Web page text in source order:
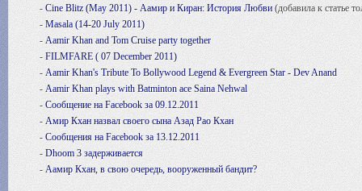
- Cine Blitz (May 2011) - Аамир и Киран: История Любви(добавила к статье
- Masala (14-20 July 2011)
- Aamir Khan and Tom Cruise party together
- FILMFARE ( 07 December 2011)
- Aamir Khan's Tribute To Bollywood Legend & Evergreen Star - Dev Anand
- Aamir Khan plays with Batminton ace Saina Nehwal
- Сообщение на Facebook за 09.12.2011
- Амир Кхан назвал своего сына Азад Рао Кхан
- Сообщения на Facebook за 13.12.2011
- Dhoom 3 задерживается
- Аамир Кхан, в свою очередь, вооруженный бандит?